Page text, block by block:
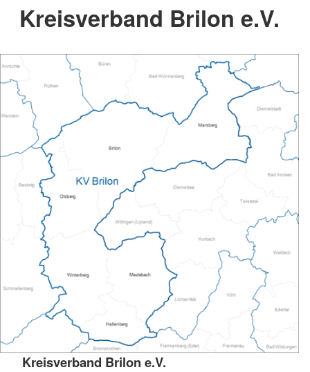
Kreisverband Brilon e.V.
Kreisverband Brilon e.V.